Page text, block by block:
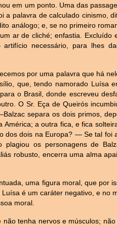
em um ponto. Uma das
a palavra de calculado cinismo,
análogo; e, se no primeiro
ar de cliché; enfastia. Excluído
necessário, para lhes
por uma palavra que há
que, tendo namorado Luísa
o Brasil, donde escreveu
O Sr. Eça de Queirós
separa os dois primos,
América; a outra fica, e fica
dos dois na Europa? — Se tal foi
os personagens de
robusto, encerra uma alma
uma figura moral, que por
é um caráter negativo, e no
moral.
tenha nervos e músculos;